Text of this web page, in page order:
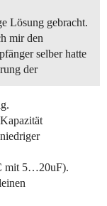
Lösung gebracht.
mir den
selber hatte
der
mit 5…20uF).